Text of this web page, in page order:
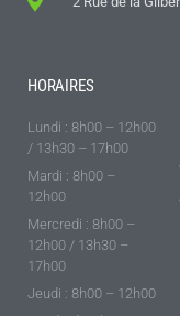
HORAIRES
Lundi : 8h00 – 12h00
/ 13h30 – 17h00
Mardi : 8h00 –
12h00
Mercredi : 8h00 –
12h00 / 13h30 –
17h00
Jeudi : 8h00 – 12h00